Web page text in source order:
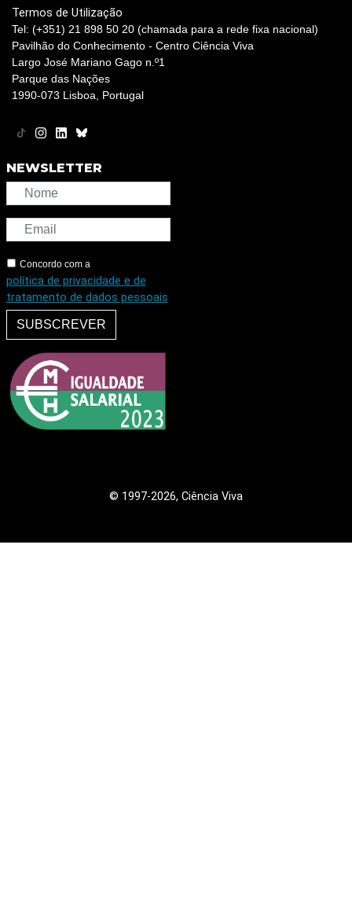
Termos de Utilização
Tel: (+351) 21 898 50 20 (chamada para a rede fixa nacional)
Pavilhão do Conhecimento - Centro Ciência Viva
Largo José Mariano Gago n.º1
Parque das Nações
1990-073 Lisboa, Portugal
NEWSLETTER
Concordo com a
política de privacidade e de
tratamento de dados pessoais
SUBSCREVER
© 1997-2026, Ciência Viva